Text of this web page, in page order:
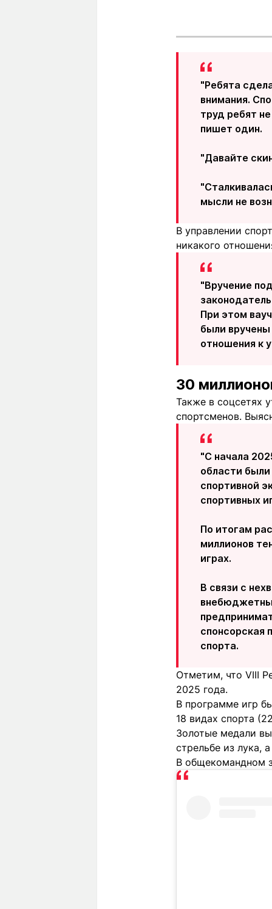
"Ребята
внимания.
труд ребят
пишет один.
"Давайте
мысли не
В управлении
никакого
"Вручение
При этом
были
отношения к
30
Также в соцсетях
спортсменов.
"С начала
области
спортивной
спортивных
По итогам
миллионов
играх.
В связи с
спонсорская
спорта.
Отметим, что VIII
2025 года.
В программе игр
18 видах спорта
Золотые медали
стрельбе из лука,
В общекомандном